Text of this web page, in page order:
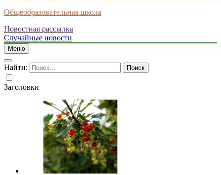
Общеобразовательная школа
Новостная рассылка
Случайные новости
Меню
Найти:
Заголовки